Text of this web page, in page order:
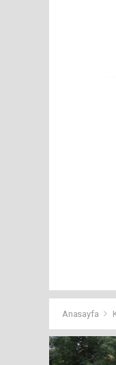
Anasayfa